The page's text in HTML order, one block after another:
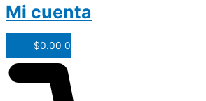
Mi cuenta
$0.00 0